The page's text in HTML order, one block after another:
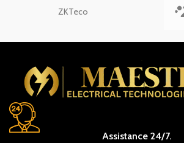
ZKTeco
Assistance 24/7.